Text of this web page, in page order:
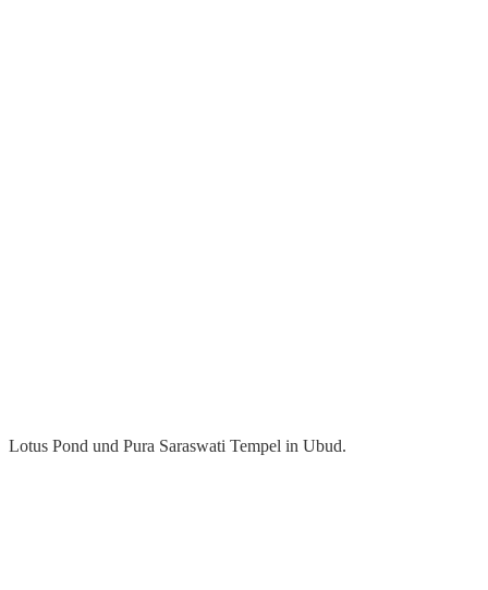
Lotus Pond und Pura Saraswati Tempel in Ubud.